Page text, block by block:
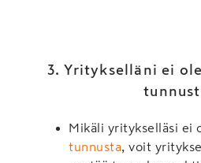
3. Yritykselläni ei
Mikäli yritykselläsi ei
tunnusta, voit